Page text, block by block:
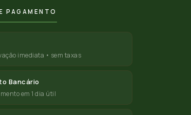
PAGAMENTO
imediata • sem taxas
Bancário
em 1 dia útil